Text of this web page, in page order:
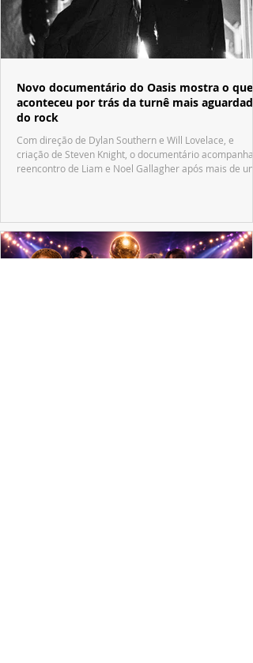
Novo documentário do Oasis mostra o que
aconteceu por trás da turnê mais aguardada
do rock
Com direção de Dylan Southern e Will Lovelace, e
criação de Steven Knight, o documentário acompanha
reencontro de Liam e Noel Gallagher após mais de